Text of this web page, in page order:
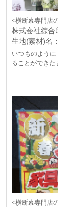
<横断幕専門店
株式会社綜合
生地(素材)名
いつものように
ることができた
<横断幕専門店